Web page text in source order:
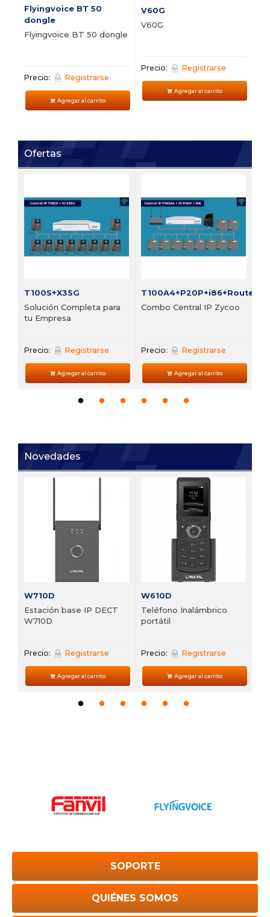
Flyingvoice BT 50
dongle
Flyingvoice BT 50 dongle
Precio: Registrarse
Agregar al carrito
V60G
V60G
Precio: Registrarse
Agregar al carrito
Ofertas
T100S+X3SG
Solución Completa para
tu Empresa
Precio: Registrarse
Agregar al carrito
T100A4+P20P+i86+Router
Combo Central IP Zycoo
Precio: Registrarse
Agregar al carrito
Novedades
W710D
Estación base IP DECT
W710D
Precio: Registrarse
Agregar al carrito
W610D
Teléfono Inalámbrico
portátil
Precio: Registrarse
Agregar al carrito
SOPORTE
QUIÉNES SOMOS